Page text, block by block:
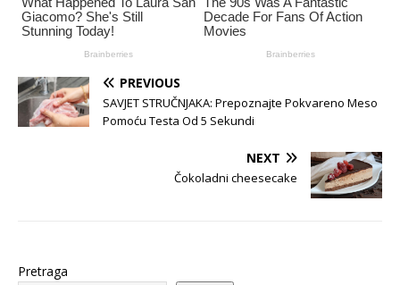
PREVIOUS
SAVJET STRUČNJAKA: Prepoznajte Pokvareno Meso
Pomoću Testa Od 5 Sekundi
NEXT
Čokoladni cheesecake
Pretraga